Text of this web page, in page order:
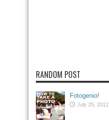
RANDOM POST
Fotogenio!
July 25, 2012